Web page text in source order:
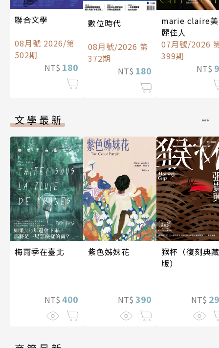
聯合文學
08月號 2026/第
502期
NT$ 180
數位時代
08月號/2026 第
372期
NT$ 180
marie claire美
麗佳人
07月號/2026
399期
NT$
文學最新
梅雨季在臺北
NT$ 400
紫色姊妹花
NT$ 390
猴杯（復刻典藏
版）
NT$